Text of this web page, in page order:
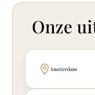
Onze
Amsterdam